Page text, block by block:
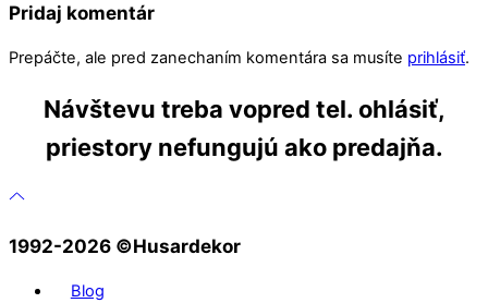
Pridaj komentár
Prepáčte, ale pred zanechaním komentára sa musíte prihlásiť.
Návštevu treba vopred tel. ohlásiť,
priestory nefungujú ako predajňa.
1992-2026 ©️Husardekor
Blog